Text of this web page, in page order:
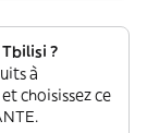
?
à
choisissez ce